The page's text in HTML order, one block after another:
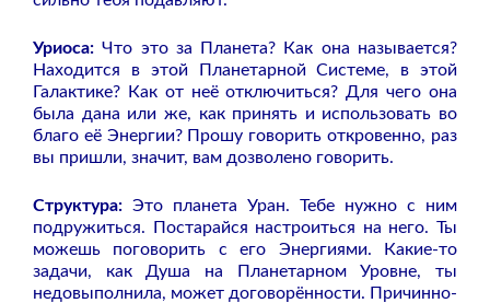
Уриоса: Что это за Планета? Как она называется?
Находится в этой Планетарной Системе, в этой
Галактике? Как от неё отключиться? Для чего она
была дана или же, как принять и использовать во
благо её Энергии? Прошу говорить откровенно, раз
вы пришли, значит, вам дозволено говорить.
Структура: Это планета Уран. Тебе нужно с ним
подружиться. Постарайся настроиться на него. Ты
можешь поговорить с его Энергиями. Какие-то
задачи, как Душа на Планетарном Уровне, ты
недовыполнила, может договорённости. Причинно-